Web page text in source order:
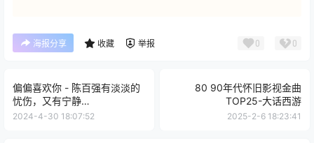
海报分享 收藏 举报 0 0
偏偏喜欢你 - 陈百强有淡淡的
忧伤，又有宁静…
2024-4-30 18:07:52
80 90年代怀旧影视金曲
TOP25-大话西游
2025-2-6 18:23:41